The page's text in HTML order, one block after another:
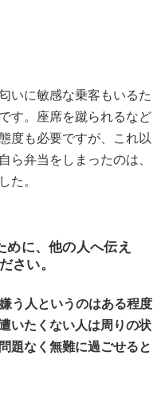
いに敏感な乗客もいるた
す。座席を蹴られるなど
度も必要ですが、これ以
ら弁当をしまったのは、
た。
めに、他の人へ伝え
さい。
う人というのはある程度
いたくない人は周りの状
題なく無難に過ごせると